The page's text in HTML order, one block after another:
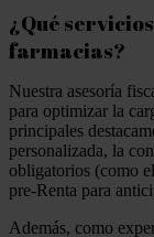
¿Qué
farmacias?
Nuestra asesoría
para optimizar la
principales
personalizada, la
obligatorios (como
pre-Renta para
Además, como